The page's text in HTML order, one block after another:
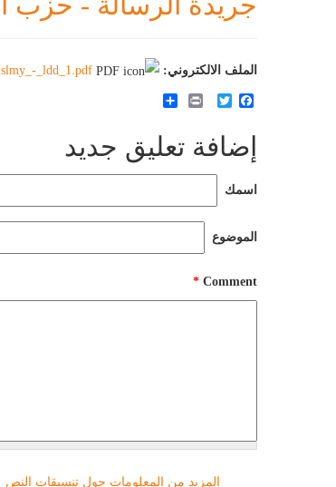
الملف الالكتروني: _ldd_1.pdf
Facebook
Twitter
Print
إضافة تعليق جديد
‏اسمك ‏
‏الموضوع ‏
*
المزيد من المعلومات حول تنسيقات النص